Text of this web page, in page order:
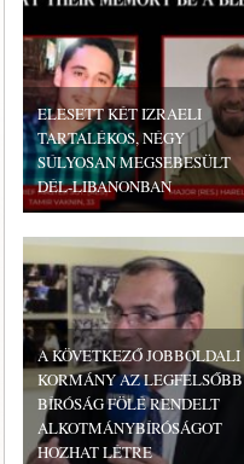
ELESETT KÉT IZRAELI
TARTALÉKOS, NÉGY
SÚLYOSAN MEGSEBESÜLT
DÉL-LIBANONBAN
A KÖVETKEZŐ JOBBOLDALI
KORMÁNY AZ LEGFELSŐBB
BÍRÓSÁG FÖLÉ RENDELT
ALKOTMÁNYBÍRÓSÁGOT
HOZHAT LÉTRE